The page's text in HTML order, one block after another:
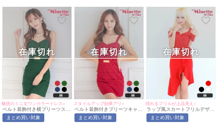
魅惑のミニ丈ワンカラードレス♪
ベルト装飾付き横プリーツスカ
ートキャミソールワンピースプ
チプラタイトミニドレス (Mサ
まとめ買い対象
在庫切れ
スタイルアップ効果アリ♪
ベルト装飾付きプリーツキャミ
ソールプチプラタイトミニドレ
ス(Mサイズ)(中尾みほ/キャバド
まとめ買い対象
在庫切れ
揺れるフリルが上品見え♪
ラップ風スカートフリルデザイ
ン肩あきプチプラミニドレス
(Mサイズ)(向葵まる/キャバドレ
まとめ買い対象
在庫切れ